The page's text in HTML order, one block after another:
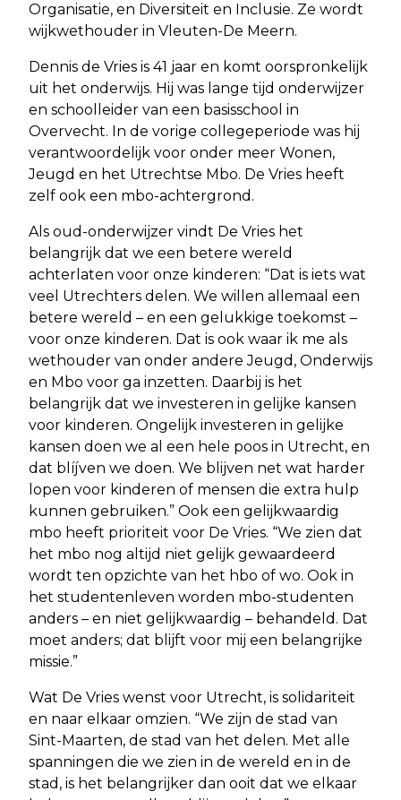
Organisatie, en Diversiteit en Inclusie. Ze wordt
wijkwethouder in Vleuten-De Meern.
Dennis de Vries is 41 jaar en komt oorspronkelijk
uit het onderwijs. Hij was lange tijd onderwijzer
en schoolleider van een basisschool in
Overvecht. In de vorige collegeperiode was hij
verantwoordelijk voor onder meer Wonen,
Jeugd en het Utrechtse Mbo. De Vries heeft
zelf ook een mbo-achtergrond.
Als oud-onderwijzer vindt De Vries het
belangrijk dat we een betere wereld
achterlaten voor onze kinderen: “Dat is iets wat
veel Utrechters delen. We willen allemaal een
betere wereld – en een gelukkige toekomst –
voor onze kinderen. Dat is ook waar ik me als
wethouder van onder andere Jeugd, Onderwijs
en Mbo voor ga inzetten. Daarbij is het
belangrijk dat we investeren in gelijke kansen
voor kinderen. Ongelijk investeren in gelijke
kansen doen we al een hele poos in Utrecht, en
dat blíjven we doen. We blijven net wat harder
lopen voor kinderen of mensen die extra hulp
kunnen gebruiken.” Ook een gelijkwaardig
mbo heeft prioriteit voor De Vries. “We zien dat
het mbo nog altijd niet gelijk gewaardeerd
wordt ten opzichte van het hbo of wo. Ook in
het studentenleven worden mbo-studenten
anders – en niet gelijkwaardig – behandeld. Dat
moet anders; dat blijft voor mij een belangrijke
missie.”
Wat De Vries wenst voor Utrecht, is solidariteit
en naar elkaar omzien. “We zijn de stad van
Sint-Maarten, de stad van het delen. Met alle
spanningen die we zien in de wereld en in de
stad, is het belangrijker dan ooit dat we elkaar